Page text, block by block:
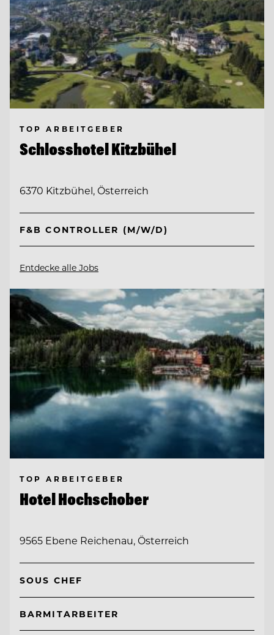
TOP ARBEITGEBER
Schlosshotel Kitzbühel
6370 Kitzbühel, Österreich
F&B CONTROLLER (M/W/D)
Entdecke alle Jobs
TOP ARBEITGEBER
Hotel Hochschober
9565 Ebene Reichenau, Österreich
SOUS CHEF
BARMITARBEITER